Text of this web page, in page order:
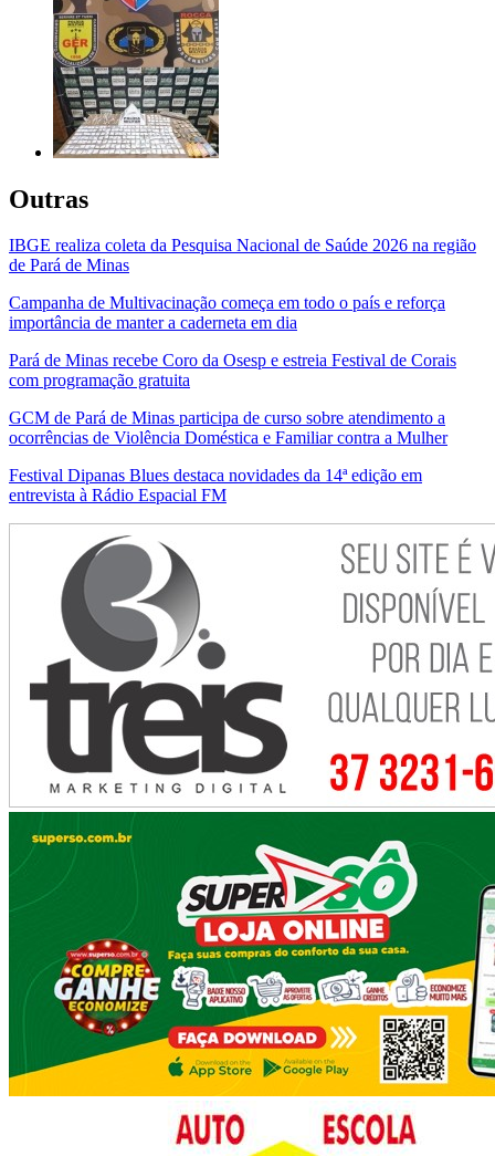
Outras
IBGE realiza coleta da Pesquisa Nacional de Saúde 2026 na região
de Pará de Minas
Campanha de Multivacinação começa em todo o país e reforça
importância de manter a caderneta em dia
Pará de Minas recebe Coro da Osesp e estreia Festival de Corais
com programação gratuita
GCM de Pará de Minas participa de curso sobre atendimento a
ocorrências de Violência Doméstica e Familiar contra a Mulher
Festival Dipanas Blues destaca novidades da 14ª edição em
entrevista à Rádio Espacial FM